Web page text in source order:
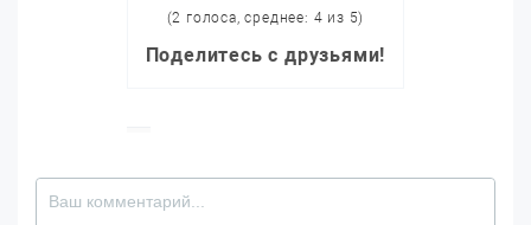
(2 голоса, среднее: 4 из 5)
Поделитесь с друзьями!